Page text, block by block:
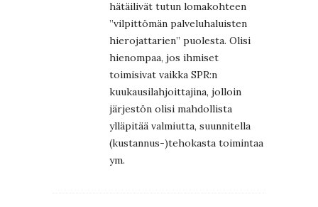
hätäilivät tutun lomakohteen
”vilpittömän palveluhaluisten
hierojattarien” puolesta. Olisi
hienompaa, jos ihmiset
toimisivat vaikka SPR:n
kuukausilahjoittajina, jolloin
järjestön olisi mahdollista
ylläpitää valmiutta, suunnitella
(kustannus-)tehokasta toimintaa
ym.